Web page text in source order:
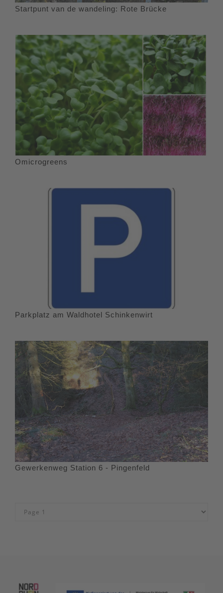
Startpunt van de wandeling: Rote Brücke
Omicrogreens
Parkplatz am Waldhotel Schinkenwirt
Gewerkenweg Station 6 - Pingenfeld